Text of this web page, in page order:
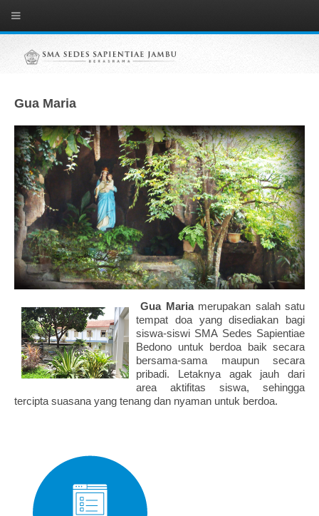
Gua Maria
Gua Mariamerupakan salah satu
tempat doa yang disediakan bagi
siswa-siswi SMA Sedes Sapientiae
Bedono untuk berdoa baik secara
bersama-sama maupun secara
pribadi. Letaknya agak jauh dari
area aktifitas siswa, sehingga
tercipta suasana yang tenang dan nyaman untuk berdoa.